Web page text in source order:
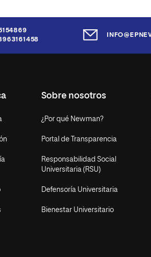
Sobre nosotros
¿Por qué Newman?
Portal de Transparencia
Responsabilidad Social
Universitaria (RSU)
Defensoría Universitaria
Bienestar Universitario